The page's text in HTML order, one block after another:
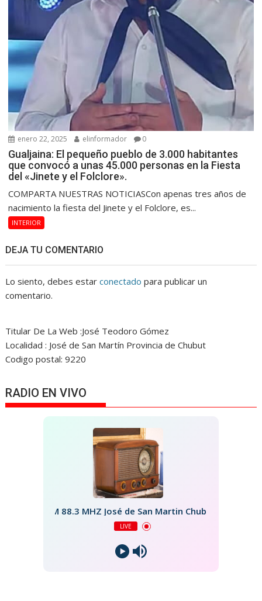
enero 22, 2025 elinformador 0
Gualjaina: El pequeño pueblo de 3.000 habitantes
que convocó a unas 45.000 personas en la Fiesta
del «Jinete y el Folclore».
COMPARTA NUESTRAS NOTICIASCon apenas tres años de
nacimiento la fiesta del Jinete y el Folclore, es...
INTERIOR
DEJA TU COMENTARIO
Lo siento, debes estarconectado para publicar un
comentario.
Titular De La Web :José Teodoro Gómez
Localidad : José de San Martín Provincia de Chubut
Codigo postal: 9220
RADIO EN VIVO
FM 88.3 MHZ José de San Martin Chubut
LIVE